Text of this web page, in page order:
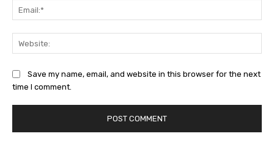
Save my name, email, and website in this browser for the next
time I comment.